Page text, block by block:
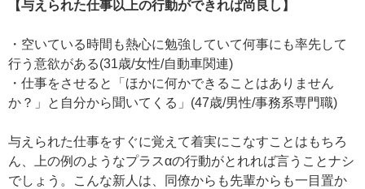
【与えられた仕事以上の行動ができれば尚良し】
・空いている時間も熱心に勉強していて何事にも率先して
行う意欲がある(31歳/女性/自動車関連)
・仕事をさせると「ほかに何かできることはありません
か？」と自分から聞いてくる」(47歳/男性/事務系専門職)
与えられた仕事をすぐに覚えて着実にこなすことはもちろ
ん、上の例のようなプラスαの行動がとれれば言うことナシ
でしょう。こんな新人は、同僚からも先輩からも一目置か